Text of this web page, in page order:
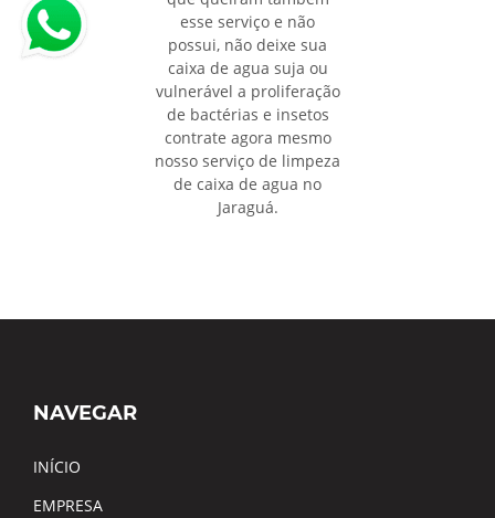
esse serviço e não
possui, não deixe sua
caixa de agua suja ou
vulnerável a proliferação
de bactérias e insetos
contrate agora mesmo
nosso serviço de limpeza
de caixa de agua no
Jaraguá.
NAVEGAR
INÍCIO
EMPRESA